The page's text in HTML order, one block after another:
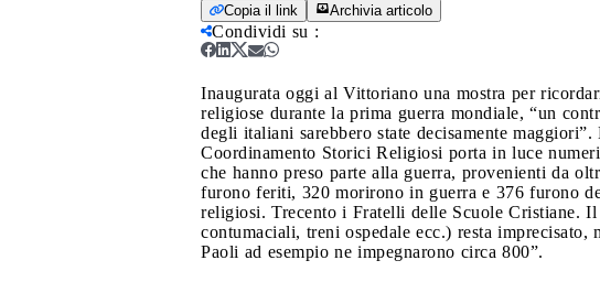
Copia il link Archivia articolo
Condividi su :
Inaugurata oggi al Vittoriano una mostra per
religiose durante la prima guerra mondiale, “un
degli italiani sarebbero state decisamente
Coordinamento Storici Religiosi porta in luce
che hanno preso parte alla guerra, provenienti da
furono feriti, 320 morirono in guerra e 376 furono
religiosi. Trecento i Fratelli delle Scuole Cristiane.
contumaciali, treni ospedale ecc.) resta
Paoli ad esempio ne impegnarono circa 800”.